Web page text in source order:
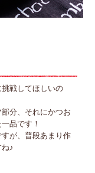
戦してほしいの
分、それにかつお
品です！
が、普段あまり作
♪